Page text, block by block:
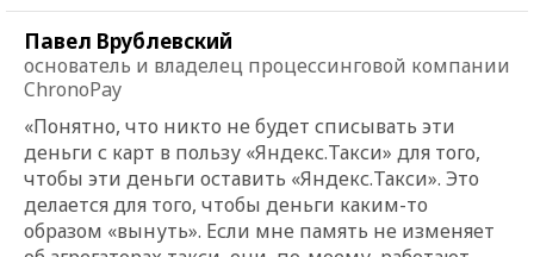
Павел Врублевский
основатель и владелец процессинговой компании
ChronoPay
«Понятно, что никто не будет списывать эти
деньги с карт в пользу «Яндекс.Такси» для того,
чтобы эти деньги оставить «Яндекс.Такси». Это
делается для того, чтобы деньги каким-то
образом «вынуть». Если мне память не изменяет